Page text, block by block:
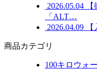
2026.05.04
「ALT…
2026.04.09
商品カテゴリ
100キロウォ